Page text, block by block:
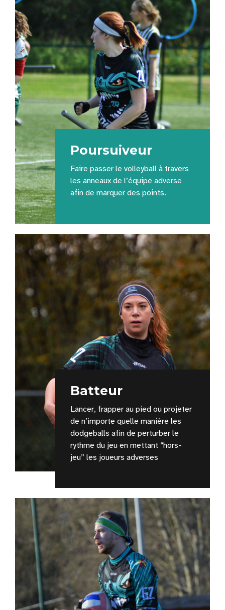
Poursuiveur
Faire passer le volleyball à travers
les anneaux de l’équipe adverse
afin de marquer des points.
Batteur
Lancer, frapper au pied ou projeter
de n’importe quelle manière les
dodgeballs afin de perturber le
rythme du jeu en mettant “hors-
jeu” les joueurs adverses